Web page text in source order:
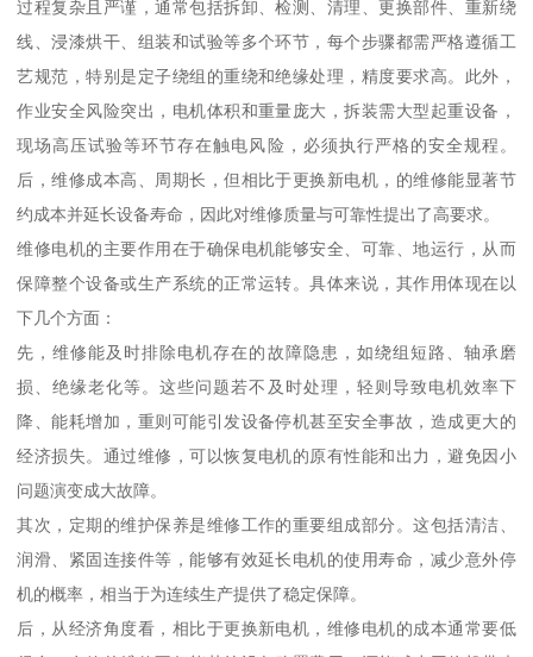
过程复杂且严谨，通常包括拆卸、检测、清理、更换部件、重新绕
线、浸漆烘干、组装和试验等多个环节，每个步骤都需严格遵循工
艺规范，特别是定子绕组的重绕和绝缘处理，精度要求高。此外，
作业安全风险突出，电机体积和重量庞大，拆装需大型起重设备，
现场高压试验等环节存在触电风险，必须执行严格的安全规程。
后，维修成本高、周期长，但相比于更换新电机，的维修能显著节
约成本并延长设备寿命，因此对维修质量与可靠性提出了高要求。
维修电机的主要作用在于确保电机能够安全、可靠、地运行，从而
保障整个设备或生产系统的正常运转。具体来说，其作用体现在以
下几个方面：
先，维修能及时排除电机存在的故障隐患，如绕组短路、轴承磨
损、绝缘老化等。这些问题若不及时处理，轻则导致电机效率下
降、能耗增加，重则可能引发设备停机甚至安全事故，造成更大的
经济损失。通过维修，可以恢复电机的原有性能和出力，避免因小
问题演变成大故障。
其次，定期的维护保养是维修工作的重要组成部分。这包括清洁、
润滑、紧固连接件等，能够有效延长电机的使用寿命，减少意外停
机的概率，相当于为连续生产提供了稳定保障。
后，从经济角度看，相比于更换新电机，维修电机的成本通常要低